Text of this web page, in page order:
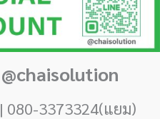
3373324(แยม)